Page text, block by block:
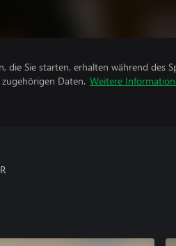
die Sie starten, erhalten während des
Daten. Weitere